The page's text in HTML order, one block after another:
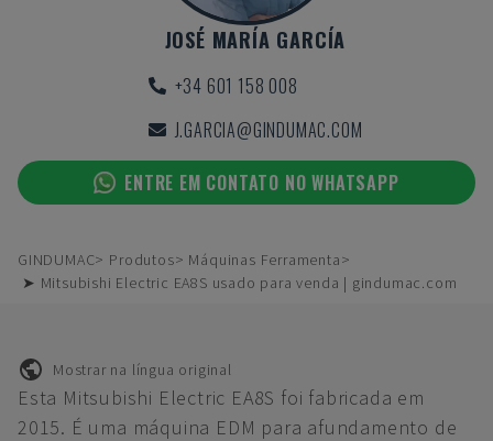
JOSÉ MARÍA GARCÍA
+34 601 158 008
J.GARCIA@GINDUMAC.COM
ENTRE EM CONTATO NO WHATSAPP
GINDUMAC Produtos
Máquinas Ferramenta
➤ Mitsubishi Electric EA8S usado para venda | gindumac.com
Mostrar na língua original
Esta Mitsubishi Electric EA8S foi fabricada em
2015. É uma máquina EDM para afundamento de